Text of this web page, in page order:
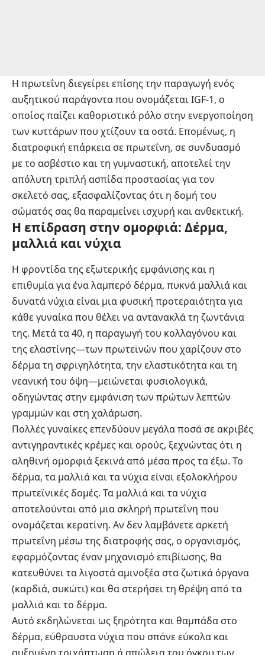
Η πρωτεΐνη διεγείρει επίσης την παραγωγή ενός
αυξητικού παράγοντα που ονομάζεται IGF-1, ο
οποίος παίζει καθοριστικό ρόλο στην ενεργοποίηση
των κυττάρων που χτίζουν τα οστά. Επομένως, η
διατροφική επάρκεια σε πρωτεΐνη, σε συνδυασμό
με το ασβέστιο και τη γυμναστική, αποτελεί την
απόλυτη τριπλή ασπίδα προστασίας για τον
σκελετό σας, εξασφαλίζοντας ότι η δομή του
σώματός σας θα παραμείνει ισχυρή και ανθεκτική.
Η επίδραση στην ομορφιά: Δέρμα,
μαλλιά και νύχια
Η φροντίδα της εξωτερικής εμφάνισης και η
επιθυμία για ένα λαμπερό δέρμα, πυκνά μαλλιά και
δυνατά νύχια είναι μια φυσική προτεραιότητα για
κάθε γυναίκα που θέλει να αντανακλά τη ζωντάνια
της. Μετά τα 40, η παραγωγή του κολλαγόνου και
της ελαστίνης—των πρωτεϊνών που χαρίζουν στο
δέρμα τη σφριγηλότητα, την ελαστικότητα και τη
νεανική του όψη—μειώνεται φυσιολογικά,
οδηγώντας στην εμφάνιση των πρώτων λεπτών
γραμμών και στη χαλάρωση.
Πολλές γυναίκες επενδύουν μεγάλα ποσά σε ακριβές
αντιγηραντικές κρέμες και ορούς, ξεχνώντας ότι η
αληθινή ομορφιά ξεκινά από μέσα προς τα έξω. Το
δέρμα, τα μαλλιά και τα νύχια είναι εξολοκλήρου
πρωτεϊνικές δομές. Τα μαλλιά και τα νύχια
αποτελούνται από μια σκληρή πρωτεΐνη που
ονομάζεται κερατίνη. Αν δεν λαμβάνετε αρκετή
πρωτεΐνη μέσω της διατροφής σας, ο οργανισμός,
εφαρμόζοντας έναν μηχανισμό επιβίωσης, θα
κατευθύνει τα λιγοστά αμινοξέα στα ζωτικά όργανα
(καρδιά, συκώτι) και θα στερήσει τη θρέψη από τα
μαλλιά και το δέρμα.
Αυτό εκδηλώνεται ως ξηρότητα και θαμπάδα στο
δέρμα, εύθραυστα νύχια που σπάνε εύκολα και